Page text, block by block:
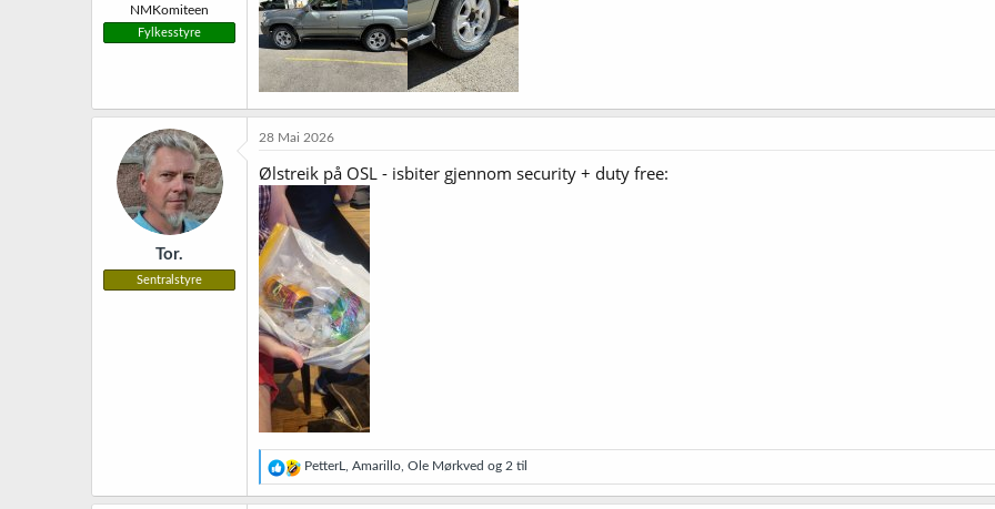
NMKomiteen
Fylkesstyre
Tor.
Sentralstyre
28 Mai 2026
Ølstreik på OSL - isbiter gjennom security + duty free:
R
e
a
PetterL Amarillo Ole Mørkved og 2 til